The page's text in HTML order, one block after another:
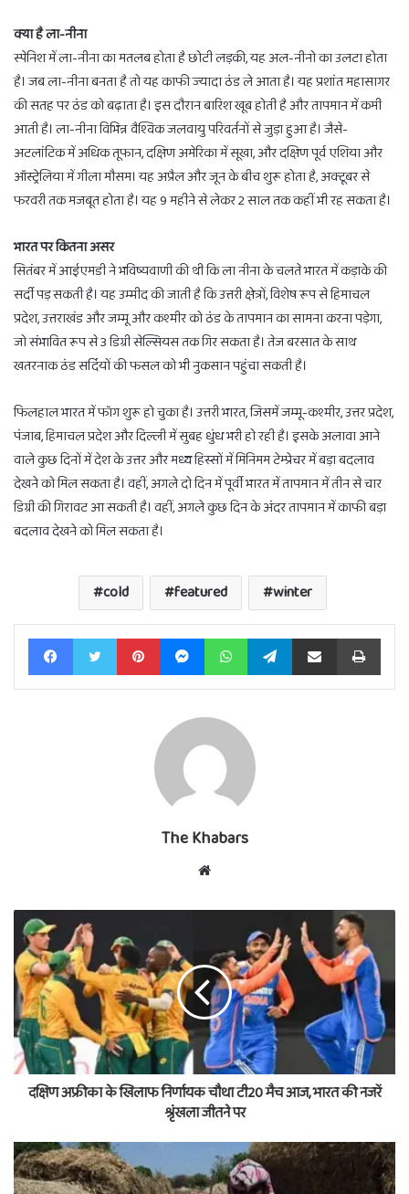
क्या है ला-नीना
स्पेनिश में ला-नीना का मतलब होता है छोटी लड़की, यह अल-नीनो का उलटा होता
है। जब ला-नीना बनता है तो यह काफी ज्यादा ठंड ले आता है। यह प्रशांत महासागर
की सतह पर ठंड को बढ़ाता है। इस दौरान बारिश खूब होती है और तापमान में कमी
आती है। ला-नीना विभिन्न वैश्विक जलवायु परिवर्तनों से जुड़ा हुआ है। जैसे-
अटलांटिक में अधिक तूफान, दक्षिण अमेरिका में सूखा, और दक्षिण पूर्व एशिया और
ऑस्ट्रेलिया में गीला मौसम। यह अप्रैल और जून के बीच शुरू होता है, अक्टूबर से
फरवरी तक मजबूत होता है। यह 9 महीने से लेकर 2 साल तक कहीं भी रह सकता है।
भारत पर कितना असर
सितंबर में आईएमडी ने भविष्यवाणी की थी कि ला नीना के चलते भारत में कड़ाके की
सर्दी पड़ सकती है। यह उम्मीद की जाती है कि उत्तरी क्षेत्रों, विशेष रूप से हिमाचल
प्रदेश, उत्तराखंड और जम्मू और कश्मीर को ठंड के तापमान का सामना करना पड़ेगा,
जो संभावित रूप से 3 डिग्री सेल्सियस तक गिर सकता है। तेज बरसात के साथ
खतरनाक ठंड सर्दियों की फसल को भी नुकसान पहुंचा सकती है।
फिलहाल भारत में फॉग शुरू हो चुका है। उत्तरी भारत, जिसमें जम्मू-कश्मीर, उत्तर प्रदेश,
पंजाब, हिमाचल प्रदेश और दिल्ली में सुबह धुंध भरी हो रही है। इसके अलावा आने
वाले कुछ दिनों में देश के उत्तर और मध्य हिस्सों में मिनिमम टेम्प्रेचर में बड़ा बदलाव
देखने को मिल सकता है। वहीं, अगले दो दिन में पूर्वी भारत में तापमान में तीन से चार
डिग्री की गिरावट आ सकती है। वहीं, अगले कुछ दिन के अंदर तापमान में काफी बड़ा
बदलाव देखने को मिल सकता है।
cold featured winter
FacebookTwitter PinterestMessengerWhatsAppTelegramShare via Email Print
The Khabars
Website
दक्षिण अफ्रीका के खिलाफ निर्णायक चौथा टी20 मैच आज, भारत की नजरें
श्रृंखला जीतने पर